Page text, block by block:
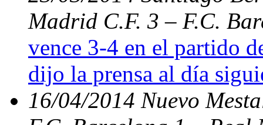
Madrid C.F. 3 – F.C.
vence 3-4 en el partido
dijo la prensa al día
16/04/2014 Nuevo